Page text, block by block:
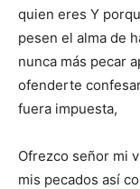
quien eres Y
pesen el alma de
nunca más pecar
ofenderte
fuera impuesta,
Ofrezco señor mi
mis pecados así